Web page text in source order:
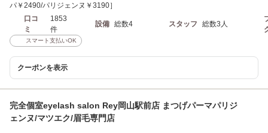
パ￥2490/パリジェンヌ￥3190］
口コ
ミ
1853
件
設備 総数4 スタッフ 総数3人
スマート支払いOK
クーポンを表示
完全個室eyelash salon Rey岡山駅前店 まつげパーマパリジ
ェンヌ/マツエク/眉毛専門店